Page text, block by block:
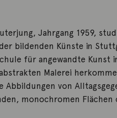
Jahrgang 1959,
bildenden Künste in
für angewandte Kunst
Malerei
Abbildungen von
monochromen